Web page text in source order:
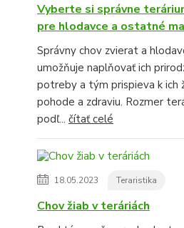
Vyberte si správne
pre hlodavce a ostatné
Správny chov zvierat a
umožňuje naplňovať ich
potreby a tým prispieva k ich
pohode a zdraviu. Rozmer
podľ... čítať celé
18.05.2023 Teraristika
Chov žiab v teráriách